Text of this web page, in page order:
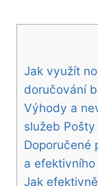
Jak využít
doručování
Výhody a
služeb
Doporučené
a
Jak